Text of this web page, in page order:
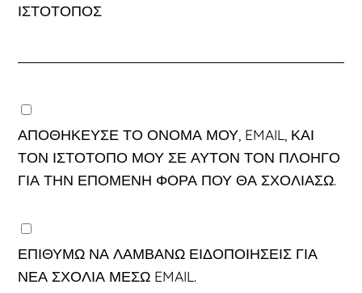
ΙΣΤΌΤΟΠΟΣ
ΑΠΟΘΉΚΕΥΣΕ ΤΟ ΌΝΟΜΆ ΜΟΥ, EMAIL, ΚΑΙ
ΤΟΝ ΙΣΤΌΤΟΠΟ ΜΟΥ ΣΕ ΑΥΤΌΝ ΤΟΝ ΠΛΟΗΓΌ
ΓΙΑ ΤΗΝ ΕΠΌΜΕΝΗ ΦΟΡΆ ΠΟΥ ΘΑ ΣΧΟΛΙΆΣΩ.
ΕΠΙΘΥΜΏ ΝΑ ΛΑΜΒΆΝΩ ΕΙΔΟΠΟΙΉΣΕΙΣ ΓΙΑ
ΝΈΑ ΣΧΌΛΙΑ ΜΈΣΩ EMAIL.